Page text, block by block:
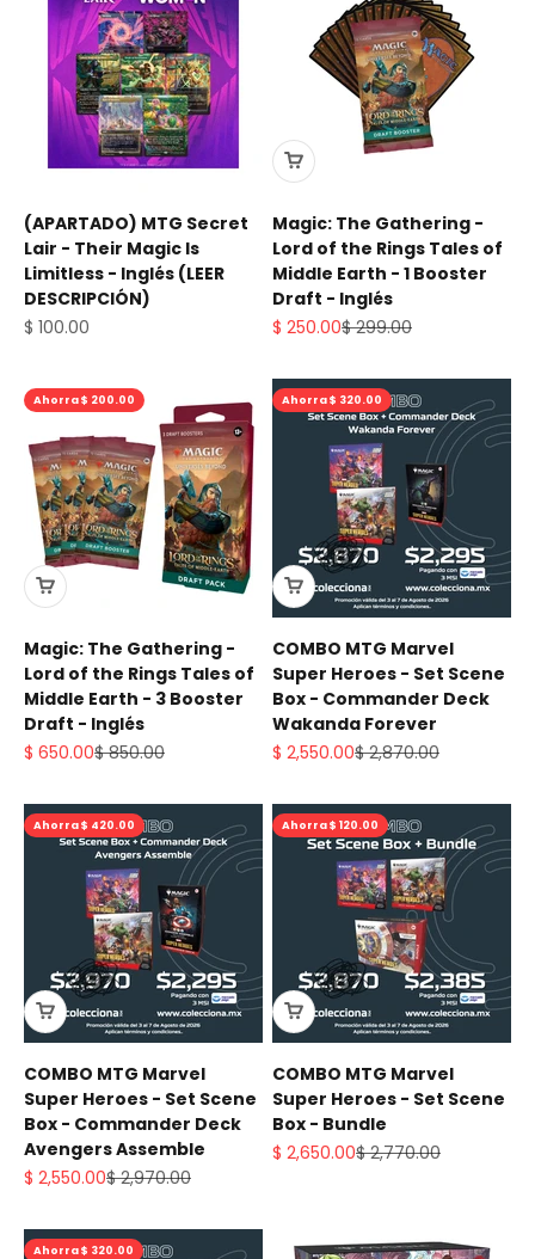
(APARTADO) MTG Secret
Lair - Their Magic Is
Limitless - Inglés (LEER
DESCRIPCIÓN)
Precio de oferta
$ 100.00
Magic: The Gathering -
Lord of the Rings Tales of
Middle Earth - 1 Booster
Draft - Inglés
Precio de oferta
$ 250.00Precio normal
$ 299.00
Ahorra $ 200.00
Magic: The Gathering -
Lord of the Rings Tales of
Middle Earth - 3 Booster
Draft - Inglés
Precio de oferta
$ 650.00Precio normal
$ 850.00
Ahorra $ 320.00
COMBO MTG Marvel
Super Heroes - Set Scene
Box - Commander Deck
Wakanda Forever
Precio de oferta
$ 2,550.00Precio normal
$ 2,870.00
Ahorra $ 420.00
COMBO MTG Marvel
Super Heroes - Set Scene
Box - Commander Deck
Avengers Assemble
Precio de oferta
$ 2,550.00Precio normal
$ 2,970.00
Ahorra $ 120.00
COMBO MTG Marvel
Super Heroes - Set Scene
Box - Bundle
Precio de oferta
$ 2,650.00Precio normal
$ 2,770.00
Ahorra $ 320.00